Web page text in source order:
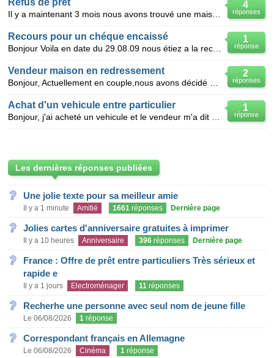
4
réponses
Refus de pret
1
réponse
Recours pour un chéque encaissé
2
réponses
Vendeur maison en redressement
1
réponse
Achat d'un vehicule entre particulier
Les dernières réponses publiées
Une jolie texte pour sa meilleur amie
Il y a 1 minute Amitié 1661 réponses Dernière page
Jolies cartes d'anniversaire gratuites à imprimer
Il y a 10 heures Anniversaire 396 réponses Dernière page
France : Offre de prêt entre particuliers Très sérieux et
rapide e
Il y a 1 jours Electroménager 11 réponses
Recherhe une personne avec seul nom de jeune fille
Le 06/08/2026 1 réponse
Correspondant français en Allemagne
Le 06/08/2026 Cinéma 1 réponse